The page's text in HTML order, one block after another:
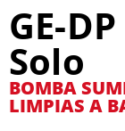
GE-
Solo
BOMBA
LIMPIAS A